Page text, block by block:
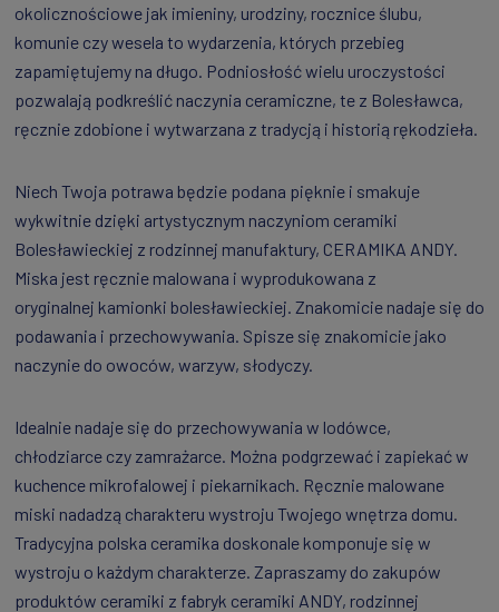
okolicznościowe jak imieniny, urodziny, rocznice ślubu,
komunie czy wesela to wydarzenia, których przebieg
zapamiętujemy na długo. Podniosłość wielu uroczystości
pozwalają podkreślić naczynia ceramiczne, te z Bolesławca,
ręcznie zdobione i wytwarzana z tradycją i historią rękodzieła.
Niech Twoja potrawa będzie podana pięknie i smakuje
wykwitnie dzięki artystycznym naczyniom ceramiki
Bolesławieckiej z rodzinnej manufaktury, CERAMIKA ANDY.
Miska jest ręcznie malowana i wyprodukowana z
oryginalnej kamionki bolesławieckiej. Znakomicie nadaje się do
podawania i przechowywania. Spisze się znakomicie jako
naczynie do owoców, warzyw, słodyczy.
Idealnie nadaje się do przechowywania w lodówce,
chłodziarce czy zamrażarce. Można podgrzewać i zapiekać w
kuchence mikrofalowej i piekarnikach. Ręcznie malowane
miski nadadzą charakteru wystroju Twojego wnętrza domu.
Tradycyjna polska ceramika doskonale komponuje się w
wystroju o każdym charakterze. Zapraszamy do zakupów
produktów ceramiki z fabryk ceramiki ANDY, rodzinnej